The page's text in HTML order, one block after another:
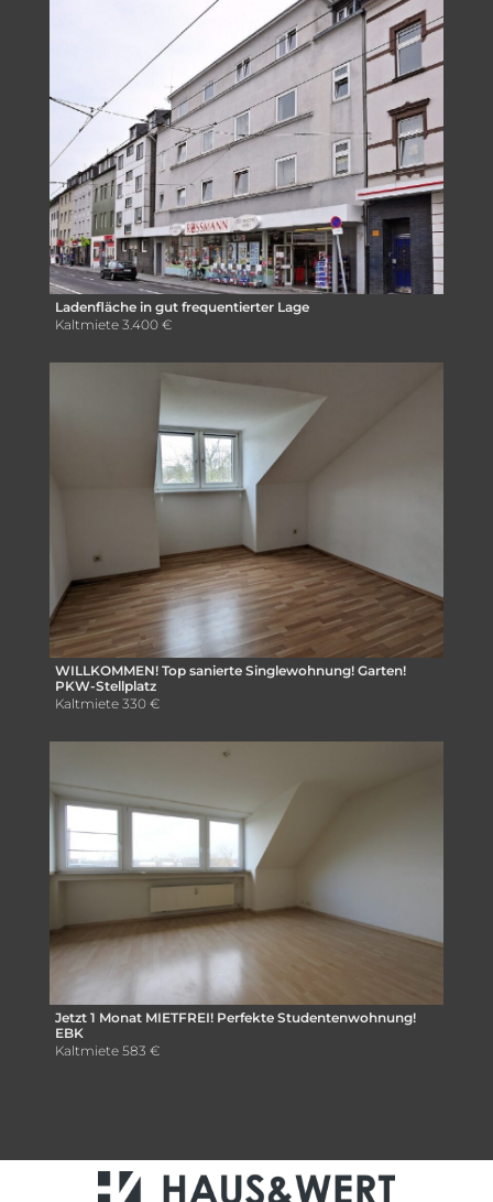
Ladenfläche in gut frequentierter Lage
Kaltmiete 3.400 €
WILLKOMMEN! Top sanierte Singlewohnung! Garten!
PKW-Stellplatz
Kaltmiete 330 €
Jetzt 1 Monat MIETFREI! Perfekte Studentenwohnung!
EBK
Kaltmiete 583 €